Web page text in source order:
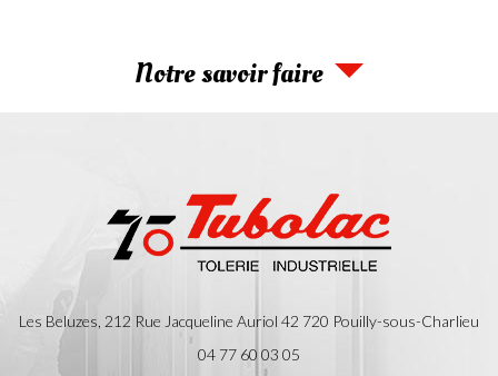
Notre savoir faire
Les Beluzes, 212 Rue Jacqueline Auriol 42 720 Pouilly-sous-Charlieu
04 77 60 03 05